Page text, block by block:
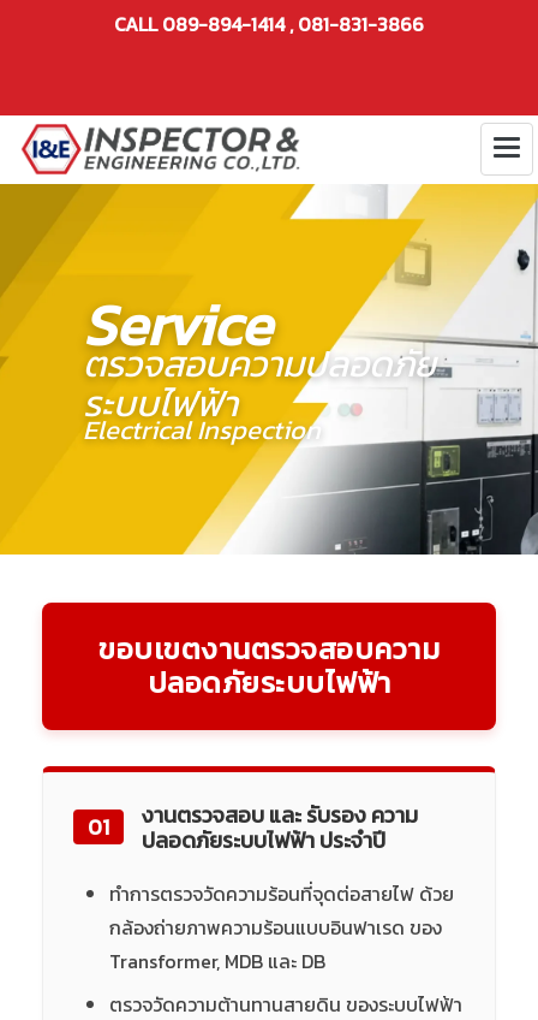
CALL 089-894-1414 , 081-831-3866
Service
ตรวจสอบความปลอดภัย
ระบบไฟฟ้า
Electrical Inspection
ขอบเขตงานตรวจสอบความ
ปลอดภัยระบบไฟฟ้า
01 งานตรวจสอบ และ รับรอง ความ
ปลอดภัยระบบไฟฟ้า ประจำปี
ทำการตรวจวัดความร้อนที่จุดต่อสายไฟ ด้วย
กล้องถ่ายภาพความร้อนแบบอินฟาเรด ของ
Transformer, MDB และ DB
ตรวจวัดความต้านทานสายดิน ของระบบไฟฟ้า